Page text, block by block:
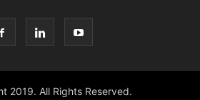
2019. All Rights Reserved.